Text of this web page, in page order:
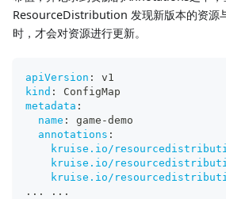
ResourceDistribution 发现新版本的资源
时，才会对资源进行更新。
apiVersion :
v1
kind :
ConfigMap
metadata :
name : game -demo
annotations :
kruise.io/
kruise.io/
kruise.io/
...
...